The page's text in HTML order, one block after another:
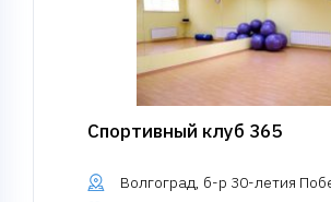
Спортивный клуб 365
Волгоград, б-р 30-летия